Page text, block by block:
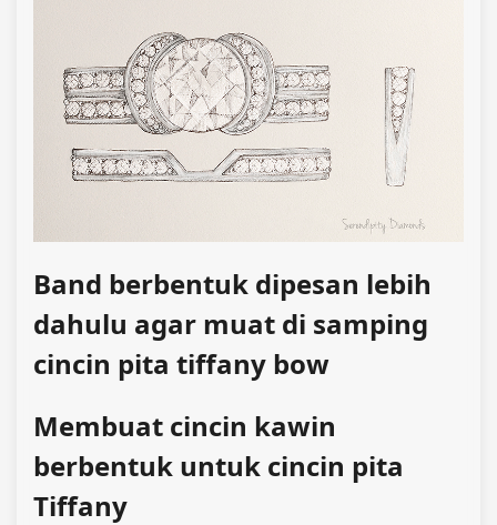
Band berbentuk dipesan lebih
dahulu agar muat di samping
cincin pita tiffany bow
Membuat cincin kawin
berbentuk untuk cincin pita
Tiffany